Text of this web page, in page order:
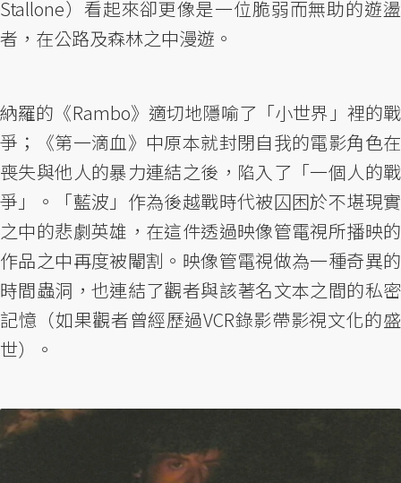
Stallone）看起來卻更像是一位脆弱而無助的遊盪
者，在公路及森林之中漫遊。
納羅的《Rambo》適切地隱喻了「小世界」裡的戰
爭；《第一滴血》中原本就封閉自我的電影角色在
喪失與他人的暴力連結之後，陷入了「一個人的戰
爭」。「藍波」作為後越戰時代被囚困於不堪現實
之中的悲劇英雄，在這件透過映像管電視所播映的
作品之中再度被閹割。映像管電視做為一種奇異的
時間蟲洞，也連結了觀者與該著名文本之間的私密
記憶（如果觀者曾經歷過VCR錄影帶影視文化的盛
世）。